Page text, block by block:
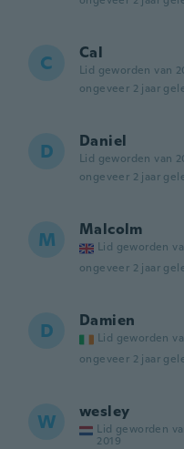
C Cal
Lid geworden van
ongeveer 2 jaar
D Daniel
Lid geworden van
ongeveer 2 jaar
M Malcolm
Lid geworden
ongeveer 2 jaar
D Damien
Lid geworden
ongeveer 2 jaar
W wesley
Lid geworden
2019